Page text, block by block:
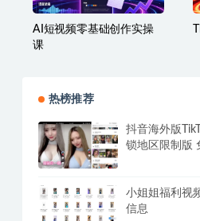
AI短视频零基础创作实操
课
热榜推荐
抖音海外版
锁地区限制版
小姐姐福利视
信息